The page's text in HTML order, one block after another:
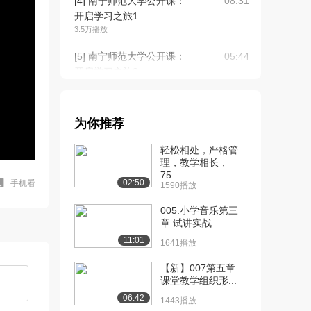
手机看
开启学习之旅1
3.5万播放
[5] 南宁师范大学公开课：
05:44
优秀学员作品展...
[7] 南宁师范大学公开课：
优秀学员作品展...
[8] 南宁师范大学公开课：
优秀学员作品展...
[9] 南宁师范大学公开课：
优秀学员作品展...
1.8万播放
06:57
为你推荐
02:50
轻松相处，严格管
理，教学相长，
75...
1590播放
11:01
005.小学音乐第三
章 试讲实战 ...
1641播放
06:42
【新】007第五章
课堂教学组织形...
1443播放